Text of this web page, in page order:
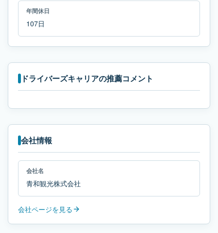
年間休日
107日
ドライバーズキャリアの推薦コメント
会社情報
会社名
青和観光株式会社
会社ページを見る